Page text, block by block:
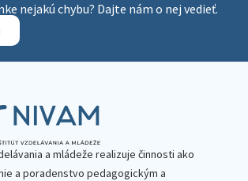
nejakú chybu? Dajte nám o nej vedieť.
a mládeže realizuje činnosti ako
a poradenstvo pedagogickým a